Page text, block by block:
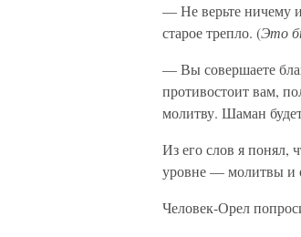
— Не верьте ничему
старое трепло. (Это
— Вы совершаете
противостоит вам,
молитву. Шаман
Из его слов я понял,
уровне — молитвы и
Человек-Орел